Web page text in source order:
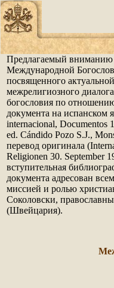
Предлагаемый вниманию
Международной
посвященного
межрелигиозного
богословия по
документа на испанском
internacional, Documentos
ed. Cándido Pozo S.J.,
перевод оригинала
Religionen 30. September
вступительная
документа адресован
миссией и ролью
Соколовски,
(Швейцария).